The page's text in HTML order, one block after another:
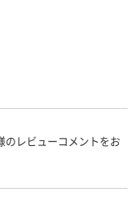
のレビューコメントをお